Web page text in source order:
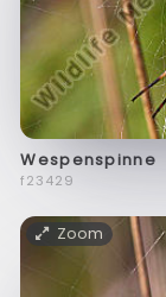
Wespenspinne
f23429
Zoom